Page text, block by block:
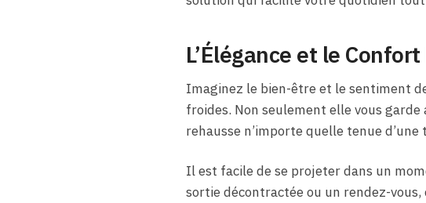
L’Élégance et le
Imaginez le bien-être et le sentiment
froides. Non seulement elle vous
rehausse n’importe quelle tenue
Il est facile de se projeter dans un
sortie décontractée ou un rendez-